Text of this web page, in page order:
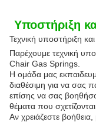
Υποστήριξη
Τεχνική υποστήριξη
Παρέχουμε τεχνική
Chair Gas Springs.
Η ομάδα μας
διαθέσιμη για να σας
επίσης να σας
θέματα που
Αν χρειάζεστε